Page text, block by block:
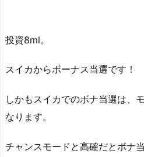
投資8ml。
スイカからボーナス当選です！
しかもスイカでのボナ当選は、
なります。
チャンスモードと高確だとボナ